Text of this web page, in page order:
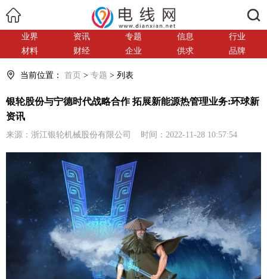
业界 资讯 专题 信息
行业
材料
财经 企业 供求 品牌
当前位置： 首页 > 专题 > 列表
银轮股份与宁德时代战略合作 拓展新能源热管理业务:环球新
资讯
来源：浙江银轮机械股份有限公司 时间：2022-11-28 10:57:54